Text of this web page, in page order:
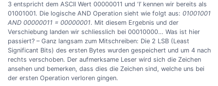
3 entspricht dem ASCII Wert 00000011 und ‘I’ kennen wir bereits als
01001001. Die logische AND Operation sieht wie folgt aus: 01001001
AND 00000011 = 00000001. Mit diesem Ergebnis und der
Verschiebung landen wir schliesslich bei 00010000… Was ist hier
passiert? – Ganz langsam zum Mitschreiben: Die 2 LSB (Least
Significant Bits) des ersten Bytes wurden gespeichert und um 4 nach
rechts verschoben. Der aufmerksame Leser wird sich die Zeichen
ansehen und bemerken, dass dies die Zeichen sind, welche uns bei
der ersten Operation verloren gingen.